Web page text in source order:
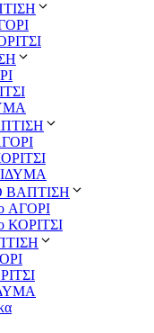
ΒΑΠΤΙΣΗ
ΑΓΟΡΙ
ΚΟΡΙΤΣΙ